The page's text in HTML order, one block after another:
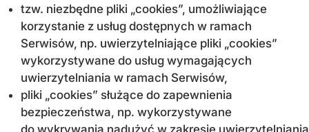
tzw. niezbędne pliki „cookies”, umożliwiające
korzystanie z usług dostępnych w ramach
Serwisów, np. uwierzytelniające pliki „cookies”
wykorzystywane do usług wymagających
uwierzytelniania w ramach Serwisów,
pliki „cookies” służące do zapewnienia
bezpieczeństwa, np. wykorzystywane
do wykrywania nadużyć w zakresie uwierzytelniania